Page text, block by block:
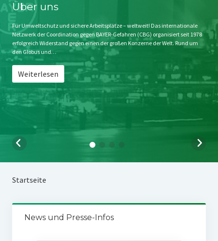
Impressum
Störfälle
Jahrestagung
SPENDEN
Über uns
Für Umweltschutz und sichere Arbeitsplätze – weltweit! Das internationale
Netzwerk der Coordination gegen BAYER-Gefahren (CBG) organisiert seit 1978
erfolgreich Widerstand gegen einen der großen Konzerne der Welt. Rund um
den Globus und…
Weiterlesen
Startseite
News und Presse-Infos